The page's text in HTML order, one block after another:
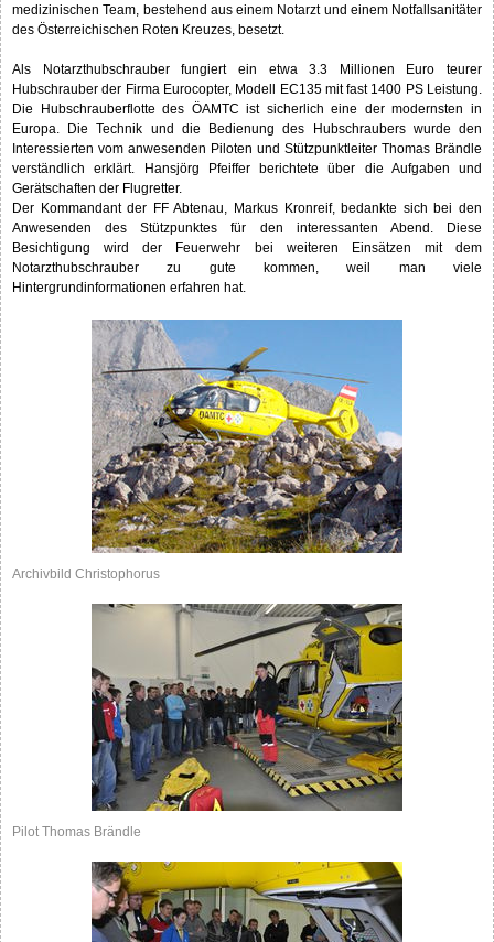
medizinischen Team, bestehend aus einem Notarzt und einem Notfallsanitäter
des Österreichischen Roten Kreuzes, besetzt.
Als Notarzthubschrauber fungiert ein etwa 3.3 Millionen Euro teurer
Hubschrauber der Firma Eurocopter, Modell EC135 mit fast 1400 PS Leistung.
Die Hubschrauberflotte des ÖAMTC ist sicherlich eine der modernsten in
Europa. Die Technik und die Bedienung des Hubschraubers wurde den
Interessierten vom anwesenden Piloten und Stützpunktleiter Thomas Brändle
verständlich erklärt. Hansjörg Pfeiffer berichtete über die Aufgaben und
Gerätschaften der Flugretter.
Der Kommandant der FF Abtenau, Markus Kronreif, bedankte sich bei den
Anwesenden des Stützpunktes für den interessanten Abend. Diese
Besichtigung wird der Feuerwehr bei weiteren Einsätzen mit dem
Notarzthubschrauber zu gute kommen, weil man viele
Hintergrundinformationen erfahren hat.
Archivbild Christophorus
Pilot Thomas Brändle